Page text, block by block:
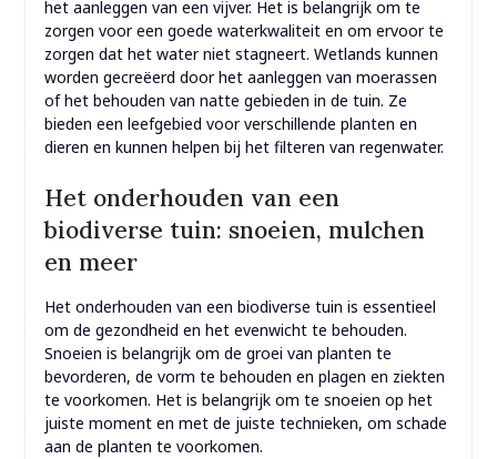
het aanleggen van een vijver. Het is belangrijk om te
zorgen voor een goede waterkwaliteit en om ervoor te
zorgen dat het water niet stagneert. Wetlands kunnen
worden gecreëerd door het aanleggen van moerassen
of het behouden van natte gebieden in de tuin. Ze
bieden een leefgebied voor verschillende planten en
dieren en kunnen helpen bij het filteren van regenwater.
Het onderhouden van een
biodiverse tuin: snoeien, mulchen
en meer
Het onderhouden van een biodiverse tuin is essentieel
om de gezondheid en het evenwicht te behouden.
Snoeien is belangrijk om de groei van planten te
bevorderen, de vorm te behouden en plagen en ziekten
te voorkomen. Het is belangrijk om te snoeien op het
juiste moment en met de juiste technieken, om schade
aan de planten te voorkomen.